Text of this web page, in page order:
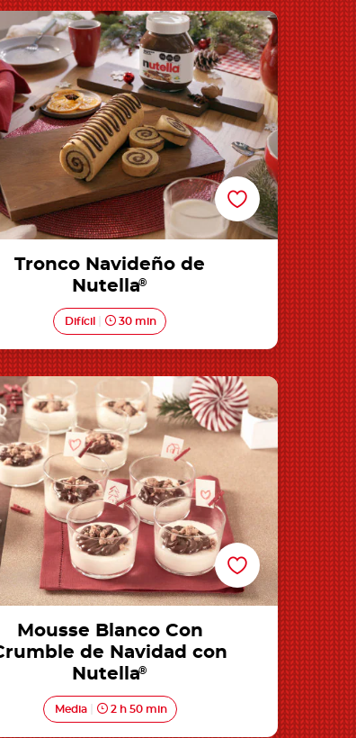
Tronco Navideño de Nutella®
Tronco Navideño de
Nutella®
Difícil 30 min
Blanco Con Crumble de Navidad con
Nutella®
Mousse Blanco Con
de Navidad con
Nutella®
Media 2 h 50 min